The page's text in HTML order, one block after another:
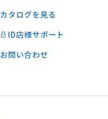
カタログを見る
ID店様サポート
お問い合わせ